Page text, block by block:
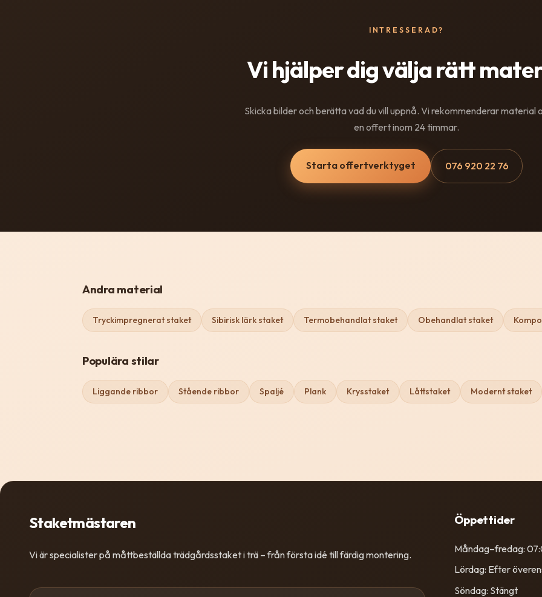
INTRESSERAD?
Vi hjälper dig välja rätt
Skicka bilder och berätta vad du vill uppnå. Vi rekommenderar material
en offert inom 24 timmar.
Starta offertverktyget 076 920 22 76
Andra material
Tryckimpregnerat staket Sibirisk lärk staket Termobehandlat staket Obehandlat staket
Populära stilar
Liggande ribbor Stående ribbor Spaljé Plank Krysstaket Låttstaket Modernt staket
Staketmästaren
Vi är specialister på måttbeställda trädgårdsstaket i trä – från första idé till färdig montering.
Öppettider
Måndag–fredag:
Lördag: Efter
Söndag: Stängt